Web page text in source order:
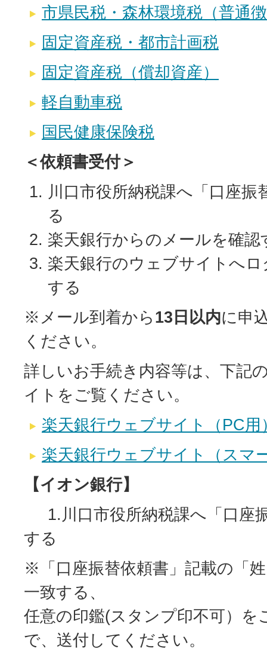
市県民税・森林環境税（普通
固定資産税・都市計画税
固定資産税（償却資産）
軽自動車税
国民健康保険税
＜依頼書受付＞
川口市役所納税課へ「口座振
る
楽天銀行からのメールを確認
楽天銀行のウェブサイトへ
する
※メール到着から13日以内に申
ください。
詳しいお手続き内容等は、下記
イトをご覧ください。
楽天銀行ウェブサイト（PC用
楽天銀行ウェブサイト（スマ
【イオン銀行】
1.川口市役所納税課へ「口座
する
※「口座振替依頼書」記載の「
一致する、
任意の印鑑(スタンプ印不可）を
で、送付してください。